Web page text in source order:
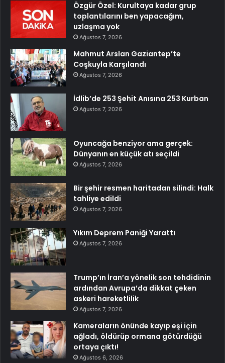
Özgür Özel: Kurultaya kadar grup
toplantılarını ben yapacağım,
uzlaşma yok
Ağustos 7, 2026
Mahmut Arslan Gaziantep’te
Coşkuyla Karşılandı
Ağustos 7, 2026
İdlib’de 253 Şehit Anısına 253 Kurban
Ağustos 7, 2026
Oyuncağa benziyor ama gerçek:
Dünyanın en küçük atı seçildi
Ağustos 7, 2026
Bir şehir resmen haritadan silindi: Halk
tahliye edildi
Ağustos 7, 2026
Yıkım Deprem Paniği Yarattı
Ağustos 7, 2026
Trump’ın İran’a yönelik son tehdidinin
ardından Avrupa’da dikkat çeken
askeri hareketlilik
Ağustos 7, 2026
Kameraların önünde kayıp eşi için
ağladı, öldürüp ormana götürdüğü
ortaya çıktı!
Ağustos 6, 2026